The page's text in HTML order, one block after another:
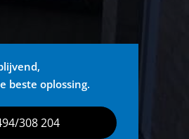
beste oplossing.
308 204